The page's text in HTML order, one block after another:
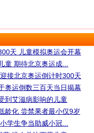
天 儿童模拟奥运会开幕
童 期待北京奥运成...
接北京奥运倒计时300天
奥运倒数三百天当日揭幕
到艾滋病影响的儿童
龄化 尝禁果者最小仅9岁
学生争当助威小冠...